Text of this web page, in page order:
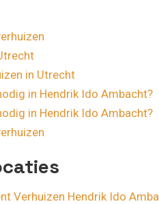
in Utrecht
in Hendrik Ido Ambacht?
in Hendrik Ido Ambacht?
Verhuizen Hendrik Ido